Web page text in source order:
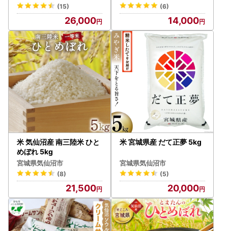
(15)
26,000
(6)
14,000
米 気仙沼産 南三陸米 ひと
めぼれ 5kg
宮城県気仙沼市
(8)
21,500
米 宮城県産 だて正夢 5kg
宮城県気仙沼市
(5)
20,000